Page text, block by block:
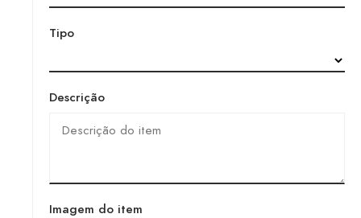
Tipo
Descrição
Imagem do item